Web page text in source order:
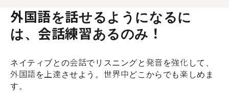
外国語を話せるようになるに
は、会話練習あるのみ！
ネイティブとの会話でリスニングと発音を強化して、
外国語を上達させよう。世界中どこからでも楽しめま
す。